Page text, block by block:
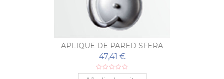
APLIQUE DE PARED SFERA
47,41 €